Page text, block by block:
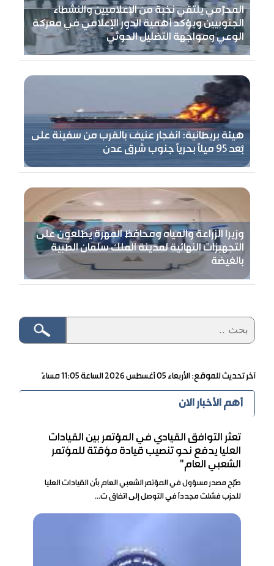
المحرّمي يلتقي نخبة من الإعلاميين والنشطاء
الجنوبيين ويؤكد أهمية الدور الإعلامي في معركة
الوعي ومواجهة التضليل الحوثي
هيئة بريطانية: انفجار عنيف بالقرب من سفينة على
بُعد 95 ميلًا بحريًا جنوب شرق عدن
وزيرا الزراعة والمياه ومحافظ المهرة يطّلعون على
التجهيزات النهائية لمدينة الملك سلمان الطبية
بالغيضة
آخر تحديث للموقع: الأربعاء ٠٥ أغسطس ٢٠٢٦ الساعة ١١:٠٥ مساءً
أهم الأخبار الان
تعثر التوافق القيادي في المؤتمر بين القيادات
العليا يدفع نحو تنصيب قيادة مؤقتة للمؤتمر
الشعبي العام"
صَرّح مصدر مسؤول في المؤتمر الشعبي العام بأن القيادات العليا
للحزب فشلت مجدداً في التوصل إلى اتفاق ت...